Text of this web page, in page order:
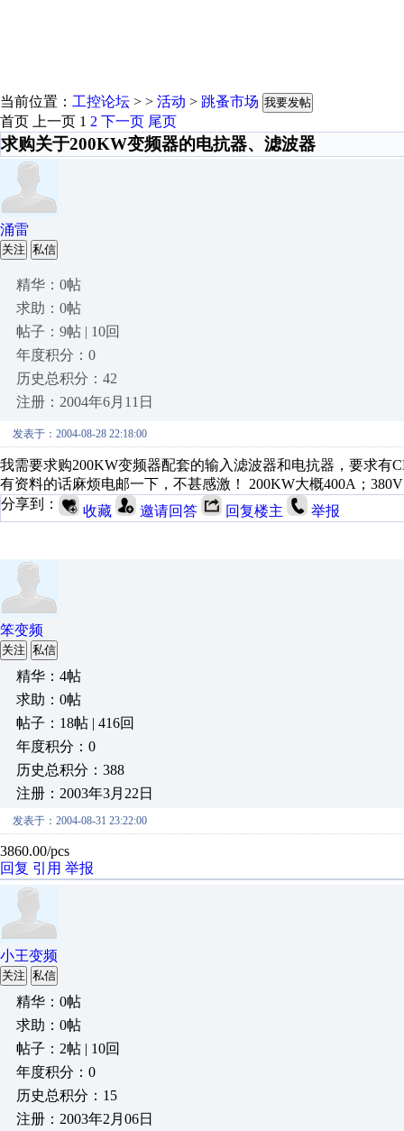
当前位置： 工控论坛 > > 活动 > 跳蚤市场 我要发帖
首页 上一页 1 2 下一页 尾页
求购关于200KW变频器的电抗器、滤波器
涌雷
关注 私信
精华：0帖
求助：0帖
帖子：9帖 | 10回
年度积分：0
历史总积分：42
注册：2004年6月11日
发表于：2004-08-28 22:18:00
我需要求购200KW变频器配套的输入滤波器和电抗器，要求
有资料的话麻烦电邮一下，不甚感激！ 200KW大概400A；380V
分享到：
收藏 邀请回答 回复楼主 举报
笨变频
关注 私信
精华：4帖
求助：0帖
帖子：18帖 | 416回
年度积分：0
历史总积分：388
注册：2003年3月22日
发表于：2004-08-31 23:22:00
3860.00/pcs
回复 引用 举报
小王变频
关注 私信
精华：0帖
求助：0帖
帖子：2帖 | 10回
年度积分：0
历史总积分：15
注册：2003年2月06日